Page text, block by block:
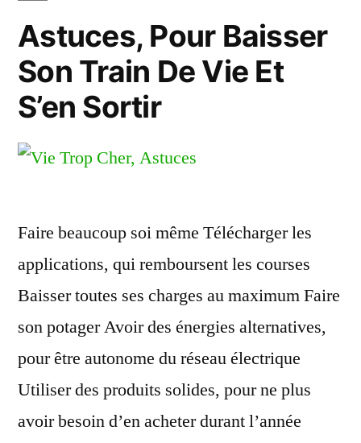
Astuces, Pour Baisser
Son Train De Vie Et
S’en Sortir
Faire beaucoup soi même Télécharger les
applications, qui remboursent les courses
Baisser toutes ses charges au maximum Faire
son potager Avoir des énergies alternatives,
pour être autonome du réseau électrique
Utiliser des produits solides, pour ne plus
avoir besoin d’en acheter durant l’année